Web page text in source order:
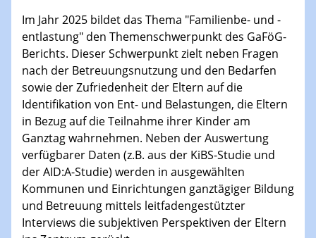
Im Jahr 2025 bildet das Thema "Familienbe- und -
entlastung" den Themenschwerpunkt des GaFöG-
Berichts. Dieser Schwerpunkt zielt neben Fragen
nach der Betreuungsnutzung und den Bedarfen
sowie der Zufriedenheit der Eltern auf die
Identifikation von Ent- und Belastungen, die Eltern
in Bezug auf die Teilnahme ihrer Kinder am
Ganztag wahrnehmen. Neben der Auswertung
verfügbarer Daten (z.B. aus der KiBS-Studie und
der AID:A-Studie) werden in ausgewählten
Kommunen und Einrichtungen ganztägiger Bildung
und Betreuung mittels leitfadengestützter
Interviews die subjektiven Perspektiven der Eltern